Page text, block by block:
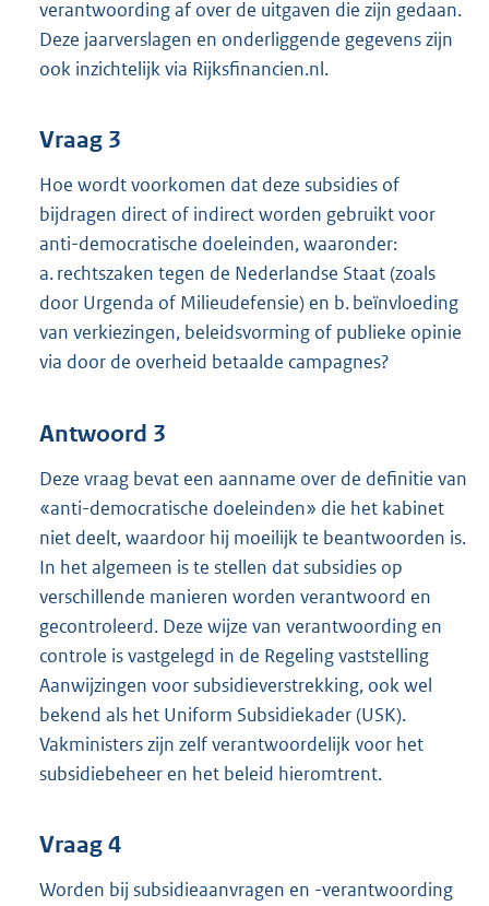
verantwoording af over de uitgaven die zijn gedaan.
Deze jaarverslagen en onderliggende gegevens zijn
ook inzichtelijk via Rijksfinancien.nl.
Vraag 3
Hoe wordt voorkomen dat deze subsidies of
bijdragen direct of indirect worden gebruikt voor
anti-democratische doeleinden, waaronder:
a. rechtszaken tegen de Nederlandse Staat (zoals
door Urgenda of Milieudefensie) en b. beïnvloeding
van verkiezingen, beleidsvorming of publieke opinie
via door de overheid betaalde campagnes?
Antwoord 3
Deze vraag bevat een aanname over de definitie van
«anti-democratische doeleinden» die het kabinet
niet deelt, waardoor hij moeilijk te beantwoorden is.
In het algemeen is te stellen dat subsidies op
verschillende manieren worden verantwoord en
gecontroleerd. Deze wijze van verantwoording en
controle is vastgelegd in de Regeling vaststelling
Aanwijzingen voor subsidieverstrekking, ook wel
bekend als het Uniform Subsidiekader (USK).
Vakministers zijn zelf verantwoordelijk voor het
subsidiebeheer en het beleid hieromtrent.
Vraag 4
Worden bij subsidieaanvragen en -verantwoording